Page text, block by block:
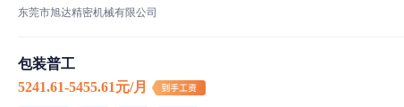
东莞市旭达精密机械有限公司
包装普工
5241.61-5455.61元/月